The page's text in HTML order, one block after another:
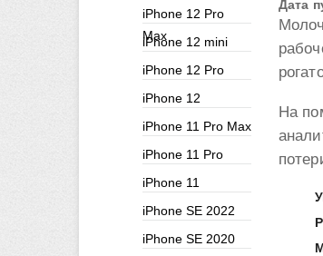
iPhone 12 Pro
Max
iPhone 12 mini
iPhone 12 Pro
iPhone 12
iPhone 11 Pro Max
iPhone 11 Pro
iPhone 11
iPhone SE 2022
iPhone SE 2020
Дата
На